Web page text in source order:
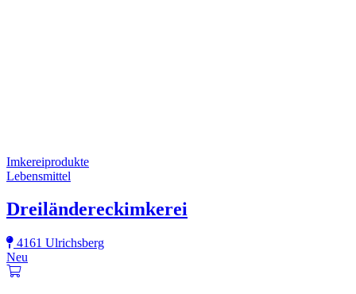
Imkereiprodukte
Lebensmittel
Dreiländereckimkerei
4161 Ulrichsberg
Neu